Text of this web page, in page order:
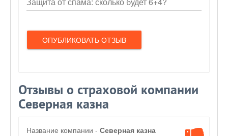
ОПУБЛИКОВАТЬ ОТЗЫВ
Отзывы о страховой компании
Северная казна
Название компании - Северная казна